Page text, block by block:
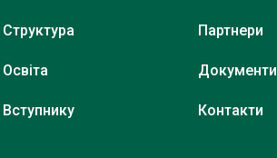
Структура
Освіта
Вступнику
Партнери
Документи
Контакти